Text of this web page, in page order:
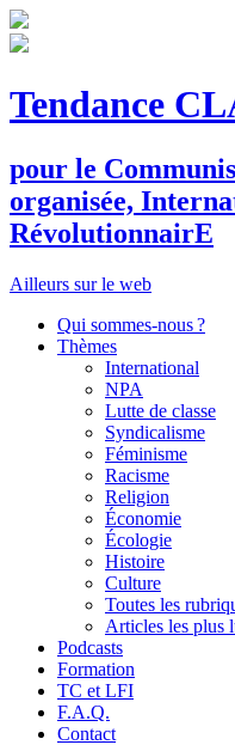
Tendance
pour le C
organisée, I
RévolutionnairE
Ailleurs sur le web
Qui sommes-nous ?
Thèmes
International
NPA
Lutte de classe
Syndicalisme
Féminisme
Racisme
Religion
Économie
Écologie
Histoire
Culture
Toutes les
Articles les plus
Podcasts
Formation
TC et LFI
F.A.Q.
Contact